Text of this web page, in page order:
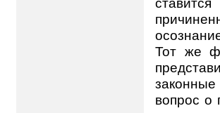
Тот же
вопрос о